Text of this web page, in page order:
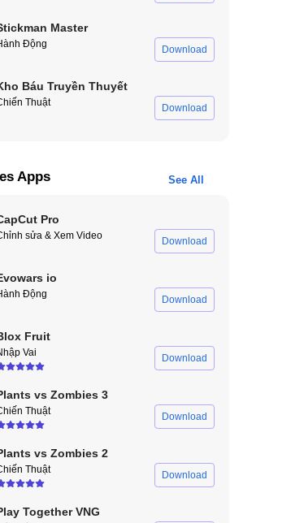
Master
Động Download
Báu Truyền Thuyết
Thuật Download
Apps See All
Pro
sửa & Xem Video Download
io
Động Download
Fruit
Vai Download
vs Zombies 3
Thuật Download
vs Zombies 2
Thuật Download
Together VNG